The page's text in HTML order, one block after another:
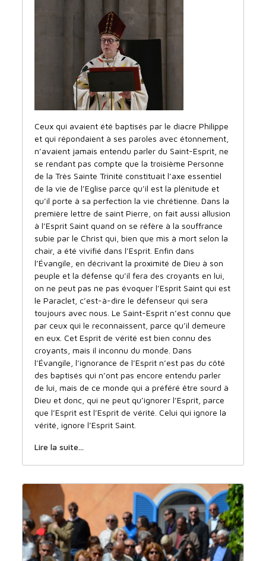
Ceux qui avaient été baptisés par le diacre Philippe
et qui répondaient à ses paroles avec étonnement,
n’avaient jamais entendu parler du Saint-Esprit, ne
se rendant pas compte que la troisième Personne
de la Très Sainte Trinité constituait l’axe essentiel
de la vie de l’Eglise parce qu’il est la plénitude et
qu’il porte à sa perfection la vie chrétienne. Dans la
première lettre de saint Pierre, on fait aussi allusion
à l’Esprit Saint quand on se réfère à la souffrance
subie par le Christ qui, bien que mis à mort selon la
chair, a été vivifié dans l’Esprit. Enfin dans
l’Évangile, en décrivant la proximité de Dieu à son
peuple et la défense qu’il fera des croyants en lui,
on ne peut pas ne pas évoquer l’Esprit Saint qui est
le Paraclet, c’est-à-dire le défenseur qui sera
toujours avec nous. Le Saint-Esprit n’est connu que
par ceux qui le reconnaissent, parce qu’il demeure
en eux. Cet Esprit de vérité est bien connu des
croyants, mais il inconnu du monde. Dans
l’Évangile, l’ignorance de l’Esprit n’est pas du côté
des baptisés qui n’ont pas encore entendu parler
de lui, mais de ce monde qui a préféré être sourd à
Dieu et donc, qui ne peut qu’ignorer l’Esprit, parce
que l’Esprit est l’Esprit de vérité. Celui qui ignore la
vérité, ignore l’Esprit Saint.
Lire la suite...